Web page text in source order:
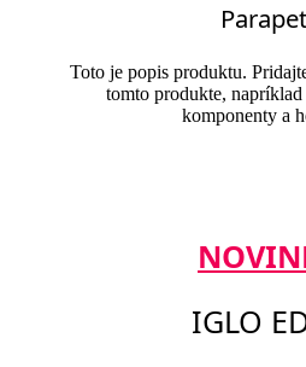
Toto je popis produktu.
tomto produkte,
komponenty a
IGLO